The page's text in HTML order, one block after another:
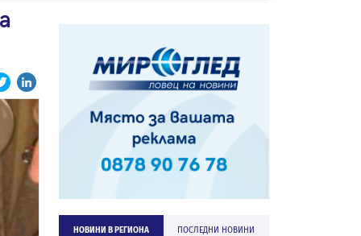
НОВИНИ В РЕГИОНА ПОСЛЕДНИ НОВИНИ